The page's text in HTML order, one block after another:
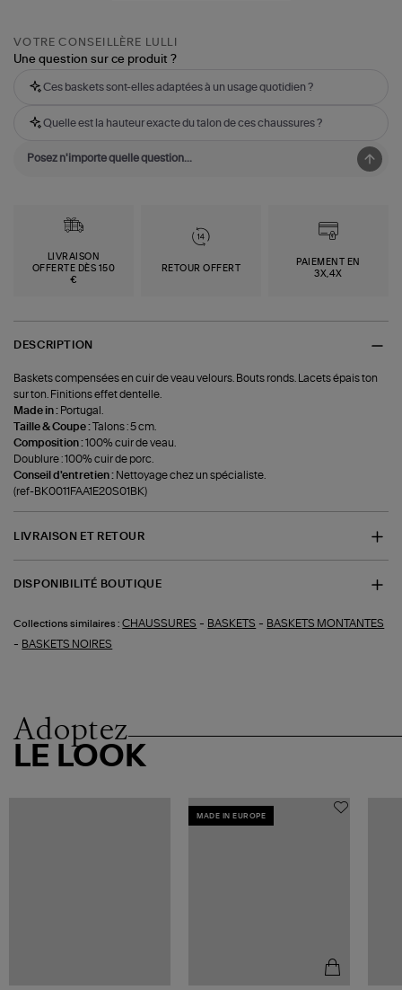
VOTRE CONSEILLÈRE LULLI
Une question sur ce produit ?
Ces baskets sont-elles adaptées à un usage quotidien ?
Quelle est la hauteur exacte du talon de ces chaussures ?
LIVRAISON
OFFERTE DÈS 150
€
RETOUR OFFERT
PAIEMENT EN
3X,4X
DESCRIPTION
Baskets compensées en cuir de veau velours. Bouts ronds. Lacets épais ton
sur ton. Finitions effet dentelle.
Made in : Portugal.
Taille & Coupe :
Talons : 5 cm.
Composition :100% cuir de veau.
Doublure : 100% cuir de porc.
Conseil d'entretien : Nettoyage chez un spécialiste.
(ref-BK0011FAA1E20S01BK)
LIVRAISON ET RETOUR
DISPONIBILITÉ BOUTIQUE
Collections similaires : CHAUSSURES - BASKETS - BASKETS MONTANTES
- BASKETS NOIRES
Adoptez
LE LOOK
MADE IN EUROPE